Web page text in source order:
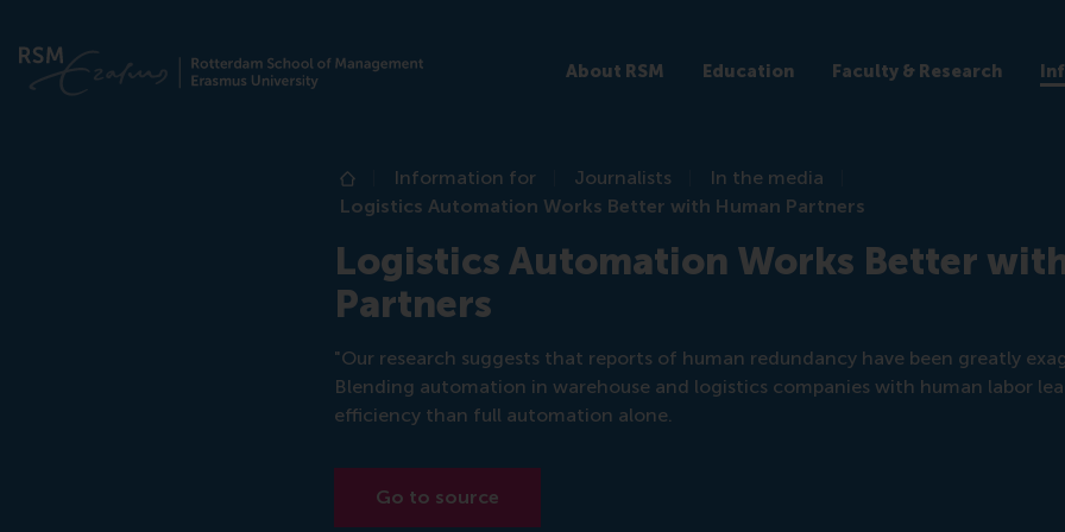
About RSM Education Faculty & Research
Home
Information for Journalists
In the media
Logistics Automation Works Better with Human Partners
Logistics Automation Works Better
Partners
"Our research suggests that reports of human redundancy have been greatly
Blending automation in warehouse and logistics companies with human labor
efficiency than full automation alone.
Go to source